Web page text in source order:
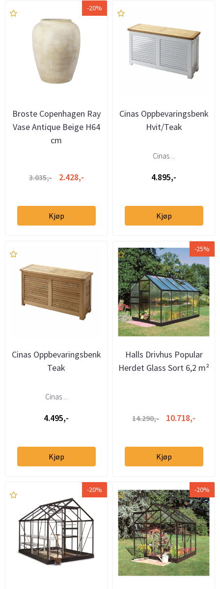
-20%
Broste Copenhagen Ray
Vase Antique Beige H64
cm
3.035,- 2.428,-
Kjøp
Cinas Oppbevaringsbenk
Hvit/Teak
Cinas ...
4.895,-
Kjøp
Cinas Oppbevaringsbenk
Teak
Cinas ...
4.495,-
Kjøp
-25%
Halls Drivhus Popular
Herdet Glass Sort 6,2 m²
14.290,- 10.718,-
Kjøp
-20% -20%